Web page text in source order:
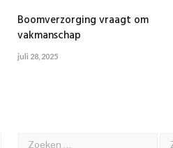
Boomverzorging vraagt om
vakmanschap
juli 28, 2025